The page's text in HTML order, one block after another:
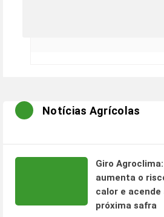
Notícias Agrícolas
Giro
aumenta o
calor e
próxima safra